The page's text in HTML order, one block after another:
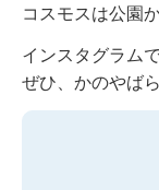
コスモスは公園
インスタグラム
ぜひ、かのやば